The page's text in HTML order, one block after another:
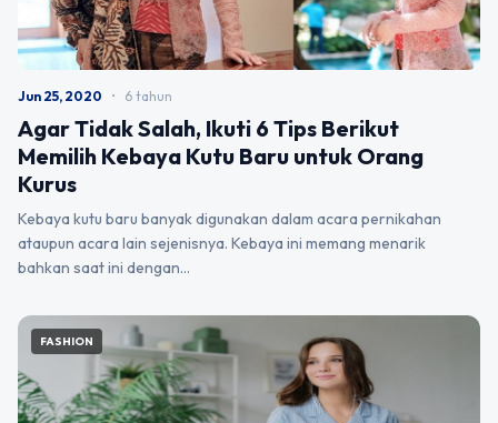
Jun 25, 2020 • 6 tahun
Agar Tidak Salah, Ikuti 6 Tips Berikut
Memilih Kebaya Kutu Baru untuk Orang
Kurus
Kebaya kutu baru banyak digunakan dalam acara pernikahan
ataupun acara lain sejenisnya. Kebaya ini memang menarik
bahkan saat ini dengan…
FASHION